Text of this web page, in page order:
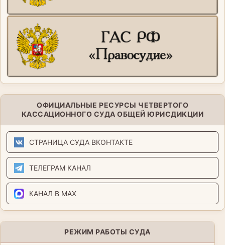
ОФИЦИАЛЬНЫЕ РЕСУРСЫ ЧЕТВЕРТОГО
КАССАЦИОННОГО СУДА ОБЩЕЙ ЮРИСДИКЦИИ
СТРАНИЦА СУДА ВКОНТАКТЕ
ТЕЛЕГРАМ КАНАЛ
КАНАЛ В MAX
РЕЖИМ РАБОТЫ СУДА